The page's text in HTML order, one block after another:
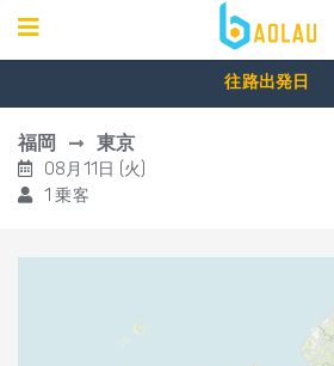
往路出発日
福岡 東京
08月11日 (火)
1 乗客